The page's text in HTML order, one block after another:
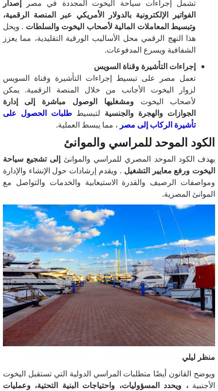
تشمل إجراءات سياحة اليخوت المجددة في مصرإصدار
الفواتير الإلكترونية بالدولار الأمريكي عبر المنصة الرقمية،
وتبسيط المعاملات المالية لأصحاب اليخوت والسلطات . ويحل
هذا النهج الرقمي محل الأساليب الورقية التقليدية، مما يعزز
الشفافية ويسرع المدفوعات.
إجراءات التأشيرة وقناة السويس
تعمل مصر على تبسيط إجراءات التأشيرة وقناة السويس
لزوار اليخوت الأجانب من خلال المنصة الرقمية. يمكن
لأصحاب اليخوتومشغليها الوصول مباشرة إلى إدارة
الجوازات والهجرة والجنسية لتبسيططلبات الحصول على
تأشيرة الركاب إلى مصر ، مما يبسط العملية.
الكود الموحد للمراسي والموانئ
يهدف الكود الموحد المصري للمراسي والموانئ إلى تشجيع سياحة
اليخوت ورفع معايير التشغيل . ويقدم إرشادات حول الإنشاء والإدارة
ومواصفات الرصيف والقدرة الاستيعابية والخدمات والتواصل مع
الموانئ المصرية.
منظر ليلي
ويوضح القانون أيضًا متطلبات المراسي الدولية التي تستقبل اليخوت
الأجنبية، ويحدد المسؤوليات، واحتياجات البنية التحتية، وعمليات